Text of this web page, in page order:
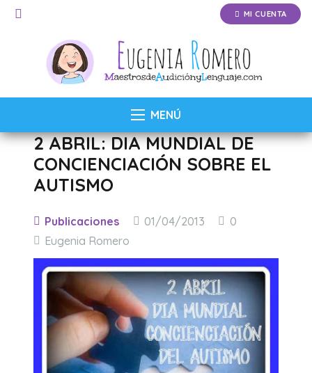
MI CUENTA
MENÚ
2 ABRIL: DIA MUNDIAL DE
CONCIENCIACIÓN SOBRE EL
AUTISMO
Publicaciones 01/04/2013
0
Eugenia Romero